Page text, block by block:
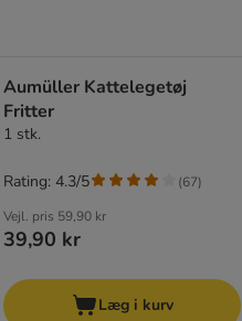
Aumüller Kattelegetøj
Fritter
1 stk.
Vejl. pris 59,90 kr
39,90 kr
Rating: 4.3/5 (67)
Læg i kurv